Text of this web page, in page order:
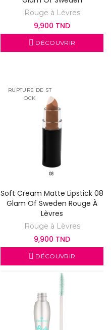
Rouge à Lèvres
9,900 TND
DÉCOUVRIR
RUPTURE DE ST
OCK
Soft Cream Matte Lipstick 08
Glam Of Sweden Rouge À
Lèvres
Rouge à Lèvres
9,900 TND
DÉCOUVRIR